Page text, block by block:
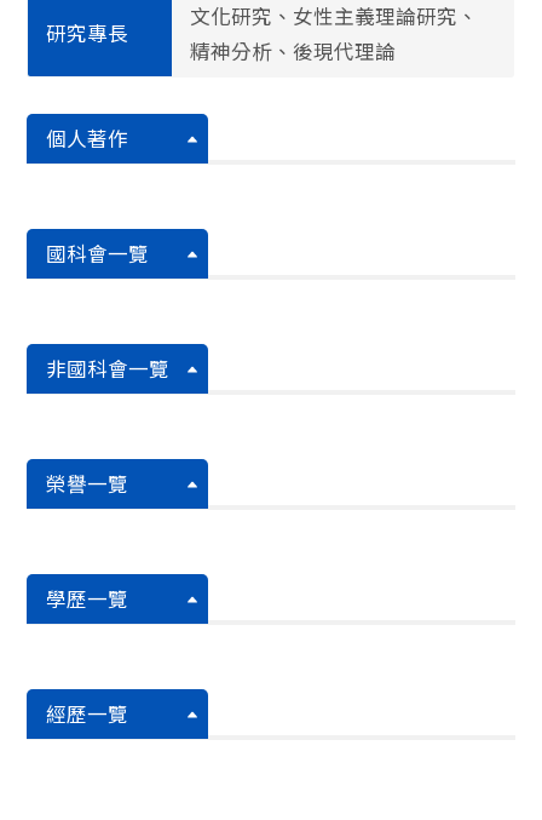
研究專長
文化研究、女性主義理論研究、
精神分析、後現代理論
個人著作
國科會一覽
非國科會一覽
榮譽一覽
學歷一覽
經歷一覽